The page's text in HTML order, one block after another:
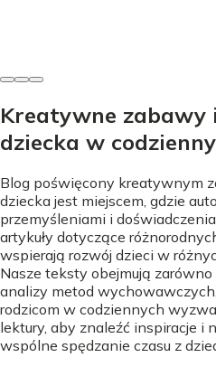
Kreatywne zabawy
dziecka w
Blog poświęcony kreatywnym
dziecka jest miejscem, gdzie
przemyśleniami i
artykuły dotyczące
wspierają rozwój dzieci w
Nasze teksty obejmują
analizy metod
rodzicom w codziennych
lektury, aby znaleźć inspiracje i
wspólne spędzanie czasu z